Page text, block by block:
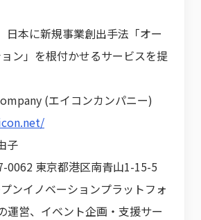
日本に新規事業創出手法「オー
ン」を根付かせるサービスを提
(エイコンカンパニー)
子
0062 東京都港区南青山1-15-5
ンイノベーションプラットフォ
運営、イベント企画・支援サー